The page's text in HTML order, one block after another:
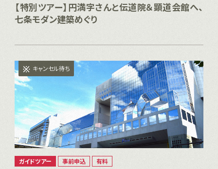
【特別ツアー】円満字さんと伝道院＆顕道会館へ、
七条モダン建築めぐり
キャンセル待ち
ガイドツアー 事前申込 有料